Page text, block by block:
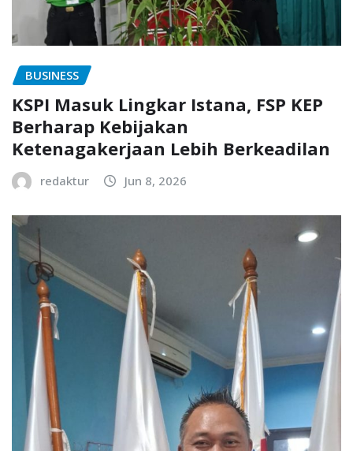
BUSINESS
KSPI Masuk Lingkar Istana, FSP KEP
Berharap Kebijakan
Ketenagakerjaan Lebih Berkeadilan
redaktur Jun 8, 2026